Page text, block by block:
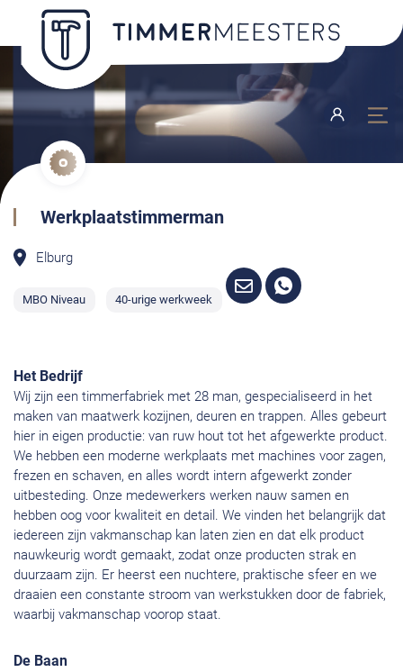
Werkplaatstimmerman
Elburg
MBO Niveau 40-urige werkweek
Het Bedrijf
Wij zijn een timmerfabriek met 28 man, gespecialiseerd in het
maken van maatwerk kozijnen, deuren en trappen. Alles gebeurt
hier in eigen productie: van ruw hout tot het afgewerkte product.
We hebben een moderne werkplaats met machines voor zagen,
frezen en schaven, en alles wordt intern afgewerkt zonder
uitbesteding. Onze medewerkers werken nauw samen en
hebben oog voor kwaliteit en detail. We vinden het belangrijk dat
iedereen zijn vakmanschap kan laten zien en dat elk product
nauwkeurig wordt gemaakt, zodat onze producten strak en
duurzaam zijn. Er heerst een nuchtere, praktische sfeer en we
draaien een constante stroom van werkstukken door de fabriek,
waarbij vakmanschap voorop staat.
De Baan